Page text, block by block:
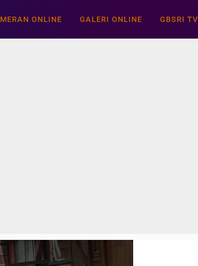
ONLINE GALERI ONLINE GBSRI TV